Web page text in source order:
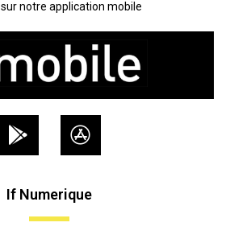
sur notre application mobile
If Numerique